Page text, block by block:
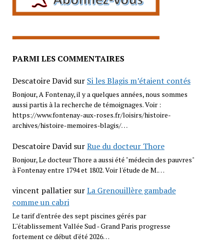
PARMI LES COMMENTAIRES
Descatoire Davidsur Si les Blagis m’étaient contés
Bonjour, A Fontenay, il y a quelques années, nous sommes
aussi partis à la recherche de témoignages. Voir :
https://www.fontenay-aux-roses.fr/loisirs/histoire-
archives/histoire-memoires-blagis/…
Descatoire DavidsurRue du docteur Thore
Bonjour, Le docteur Thore a aussi été "médecin des pauvres"
à Fontenay entre 1794 et 1802. Voir l'étude de M.…
vincent pallatiersurLa Grenouillère gambade
comme un cabri
Le tarif d'entrée des sept piscines gérés par
L''établissement Vallée Sud - Grand Paris progresse
fortement ce début d'été 2026…